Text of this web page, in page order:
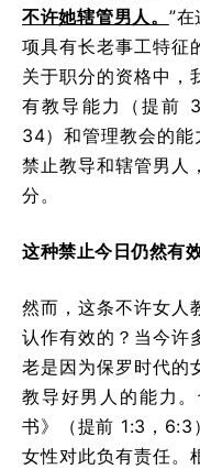
不许她辖管男人。 ”
项具有长老事工特征
关于职分的资格中，
有教导能力（提前
34）和管理教会的
禁止教导和辖管男人
分。
这种禁止今日仍然有
然而，这条不许女人
认作有效的？当今许
老是因为保罗时代的
教导好男人的能力
书》（提前 1:3，6:3
女性对此负有责任。